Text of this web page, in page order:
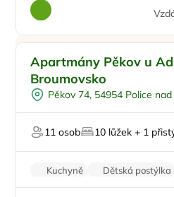
Venkovní gril
Pro milovníky přírody
V chráněném uzemí
Apartmány Pěkov u
Broumovsko
Pěkov 74, 54954 Police
11 osob 10 lůžek + 1
Kuchyně Dětská postýlka
Wi-Fi
Parkování zdarma